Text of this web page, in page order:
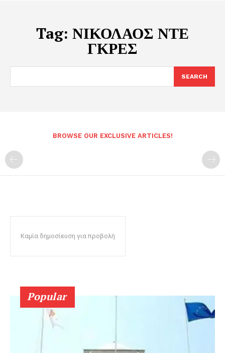
Tag: ΝΙΚΟΛΑΟΣ ΝΤΕ
ΓΚΡΕΣ
SEARCH
BROWSE OUR EXCLUSIVE ARTICLES!
Καμία δημοσίευση για προβολή
Popular